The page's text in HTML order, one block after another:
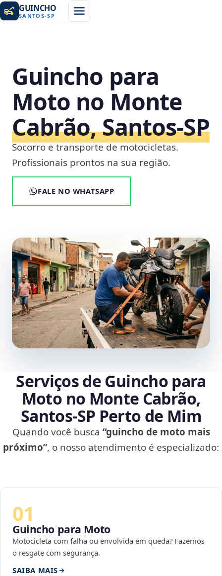
GUINCHO
SANTOS-SP
Guincho para
Moto no Monte
Cabrão, Santos‑SP
Socorro e transporte de motocicletas.
Profissionais prontos na sua região.
FALE NO WHATSAPP
Serviços de Guincho para
Moto no Monte Cabrão,
Santos‑SP Perto de Mim
Quando você busca “guincho de moto mais
próximo”, o nosso atendimento é especializado:
01
Guincho para Moto
Motocicleta com falha ou envolvida em queda? Fazemos
o resgate com segurança.
SAIBA MAIS